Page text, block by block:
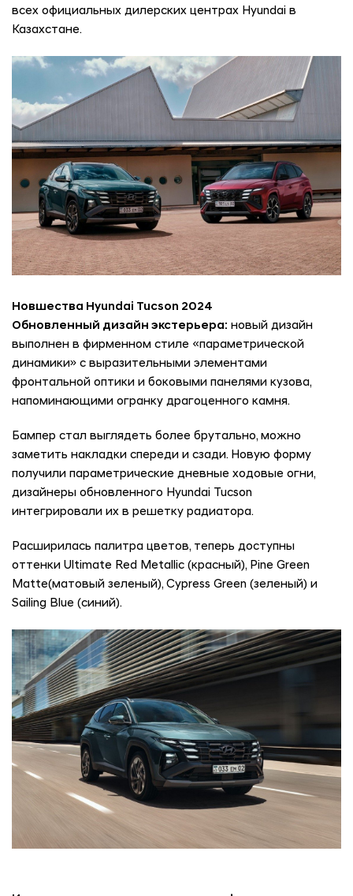
всех официальных дилерских центрах Hyundai в
Казахстане.
Новшества Hyundai Tucson 2024
Обновленный дизайн экстерьера: новый дизайн
выполнен в фирменном стиле «параметрической
динамики» с выразительными элементами
фронтальной оптики и боковыми панелями кузова,
напоминающими огранку драгоценного камня.
Бампер стал выглядеть более брутально, можно
заметить накладки спереди и сзади. Новую форму
получили параметрические дневные ходовые огни,
дизайнеры обновленного Hyundai Tucson
интегрировали их в решетку радиатора.
Расширилась палитра цветов, теперь доступны
оттенки Ultimate Red Metallic (красный), Pine Green
Matte(матовый зеленый), Cypress Green (зеленый) и
Sailing Blue (синий).